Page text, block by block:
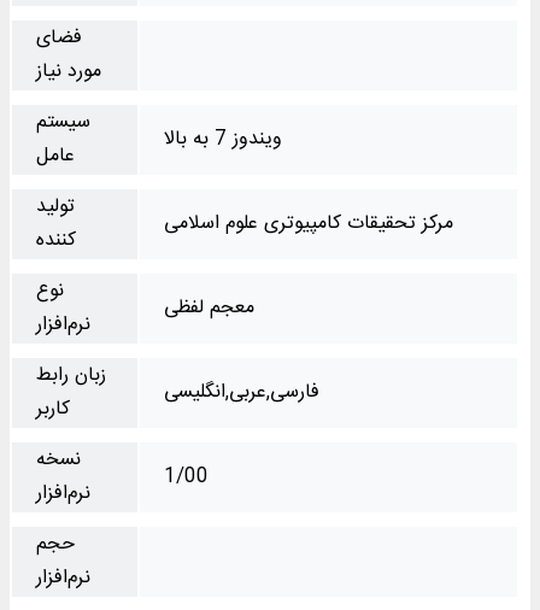
فضای
مورد نیاز
سیستم
عامل
ویندوز 7 به بالا
تولید
کننده
مرکز تحقیقات کامپیوتری علوم اسلامی
نوع
نرم‌افزار
معجم لفظی
زبان رابط
کاربر
فارسی,عربی,انگلیسی
نسخه
نرم‌افزار
1/00
حجم
نرم‌افزار